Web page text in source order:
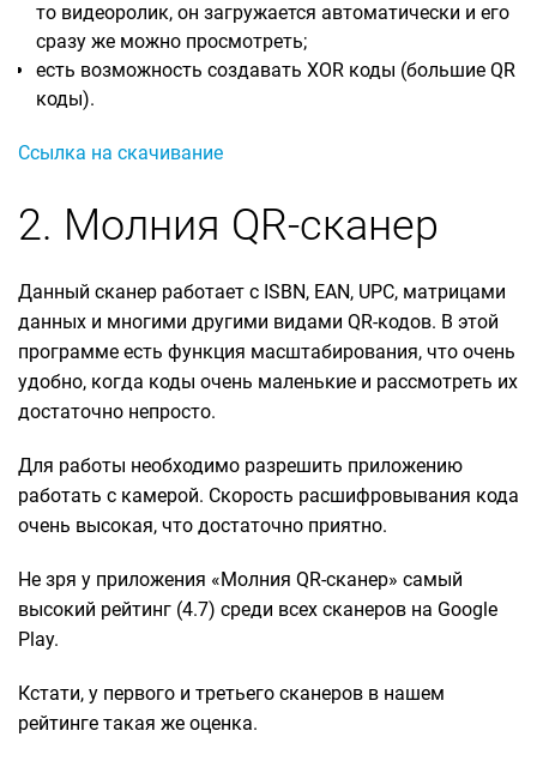
то видеоролик, он загружается автоматически и его
сразу же можно просмотреть;
есть возможность создавать XOR коды (большие QR
коды).
Ссылка на скачивание
2. Молния QR-сканер
Данный сканер работает с ISBN, EAN, UPC, матрицами
данных и многими другими видами QR-кодов. В этой
программе есть функция масштабирования, что очень
удобно, когда коды очень маленькие и рассмотреть их
достаточно непросто.
Для работы необходимо разрешить приложению
работать с камерой. Скорость расшифровывания кода
очень высокая, что достаточно приятно.
Не зря у приложения «Молния QR-сканер» самый
высокий рейтинг (4.7) среди всех сканеров на Google
Play.
Кстати, у первого и третьего сканеров в нашем
рейтинге такая же оценка.